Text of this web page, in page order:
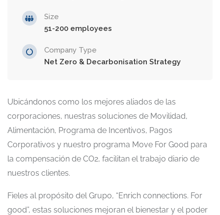
Size
51-200 employees
Company Type
Net Zero & Decarbonisation Strategy
Ubicándonos como los mejores aliados de las
corporaciones, nuestras soluciones de Movilidad,
Alimentación, Programa de Incentivos, Pagos
Corporativos y nuestro programa Move For Good para
la compensación de CO2, facilitan el trabajo diario de
nuestros clientes.
Fieles al propósito del Grupo, “Enrich connections. For
good”, estas soluciones mejoran el bienestar y el poder